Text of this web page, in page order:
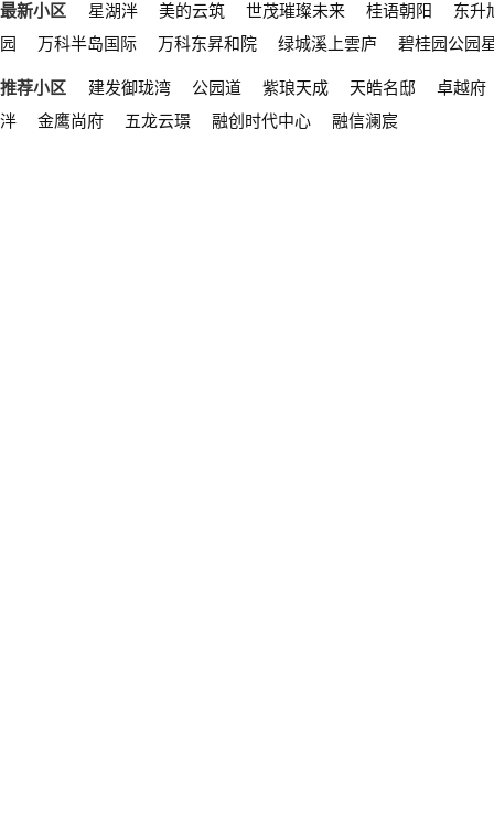
最新小区 星湖泮 美的云筑 世茂璀璨未来 桂语朝阳
东升
园
万科半岛国际 万科东昇和院 绿城溪上雲庐 碧桂园公园
推荐小区 建发御珑湾 公园道 紫琅天成 天皓名邸
卓越府
泮
金鹰尚府 五龙云璟 融创时代中心 融信澜宸